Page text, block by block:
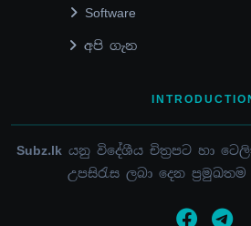
Software
අපි ගැන
Subz.lk යනු විදේශීය චිත්‍රපට හා
උපසිරැස ලබා දෙන